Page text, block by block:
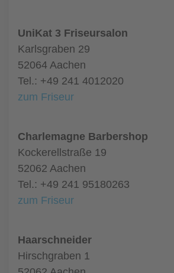
UniKat 3 Friseursalon
Karlsgraben 29
52064 Aachen
Tel.: +49 241 4012020
zum Friseur
Charlemagne Barbershop
Kockerellstraße 19
52062 Aachen
Tel.: +49 241 95180263
zum Friseur
Haarschneider
Hirschgraben 1